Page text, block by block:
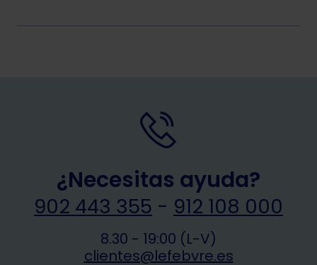
¿Necesitas ayuda?
902 443 355 - 912 108 000
8.30 - 19:00 (L-V)
clientes@lefebvre.es